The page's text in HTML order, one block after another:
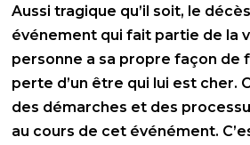
Aussi tragique qu’il soit, le
événement qui fait partie de la
personne a sa propre façon de
perte d’un être qui lui est cher.
des démarches et des
au cours de cet événément.